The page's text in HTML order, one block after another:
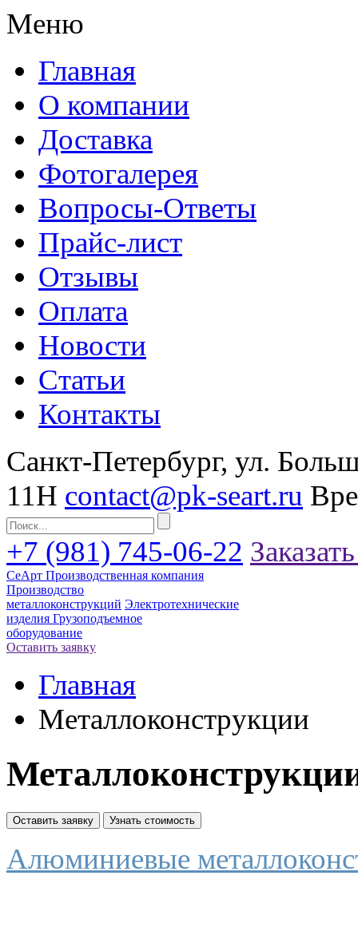
Меню
Главная
О компании
Доставка
Фотогалерея
Вопросы-Ответы
Прайс-лист
Отзывы
Оплата
Новости
Статьи
Контакты
Санкт-Петербург, ул.
11Н contact@pk-seart.ru
+7 (981) 745-06-22
СеАрт Производственная компания
Производство
металлоконструкций Электротехнические
изделия Грузоподъемное
оборудование
Оставить заявку
Главная
Металлоконструкции
Оставить заявку Узнать стоимость
Алюминиевые